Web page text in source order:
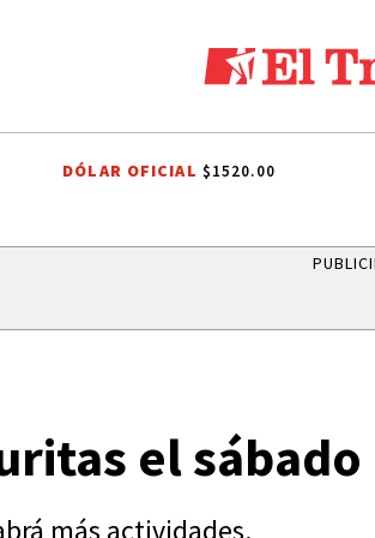
PROCESIÓN ROBO MILLONARIO
DÓLAR OFICIAL $1520.00
el
más actividades.